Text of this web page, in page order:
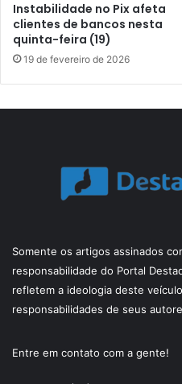
Instabilidade no Pix afeta
clientes de bancos nesta
quinta-feira (19)
19 de fevereiro de 2026
Somente os artigos assinados
responsabilidade do Portal
refletem a ideologia deste
responsabilidades de seus
Entre em contato com a gente!